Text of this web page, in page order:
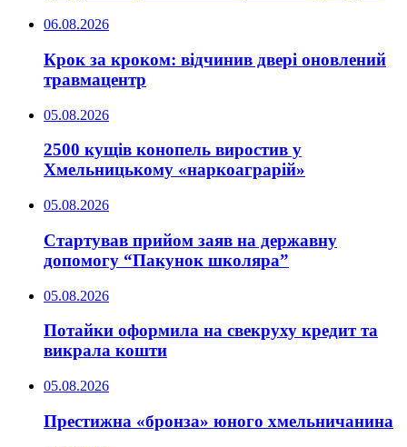
06.08.2026
Крок за кроком: відчинив двері оновлений
травмацентр
05.08.2026
2500 кущів конопель виростив у
Хмельницькому «наркоаграрій»
05.08.2026
Стартував прийом заяв на державну
допомогу “Пакунок школяра”
05.08.2026
Потайки оформила на свекруху кредит та
викрала кошти
05.08.2026
Престижна «бронза» юного хмельничанина